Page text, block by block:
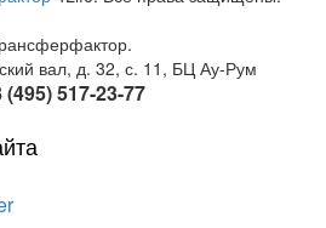
вал, д. 32, с. 11, БЦ Ау-Рум
517-23-77